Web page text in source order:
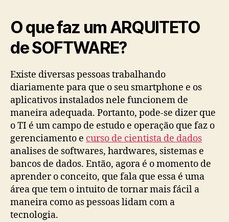
O que faz um ARQUITETO
de SOFTWARE?
Existe diversas pessoas trabalhando
diariamente para que o seu smartphone e os
aplicativos instalados nele funcionem de
maneira adequada. Portanto, pode-se dizer que
o TI é um campo de estudo e operação que faz o
gerenciamento e curso de cientista de dados
analises de softwares, hardwares, sistemas e
bancos de dados. Então, agora é o momento de
aprender o conceito, que fala que essa é uma
área que tem o intuito de tornar mais fácil a
maneira como as pessoas lidam com a
tecnologia.